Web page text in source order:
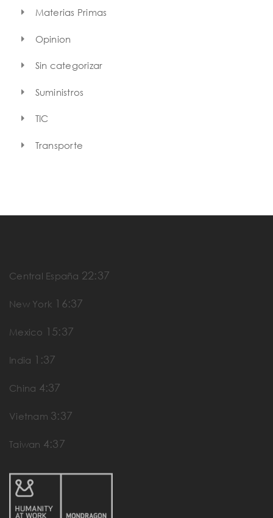
Materias Primas
Opinion
Sin categorizar
Suministros
TIC
Transporte
Central España 22:37
New York 16:37
Mexico 15:37
India 1:37
China 4:37
Vietnam 3:37
Taiwan 4:37